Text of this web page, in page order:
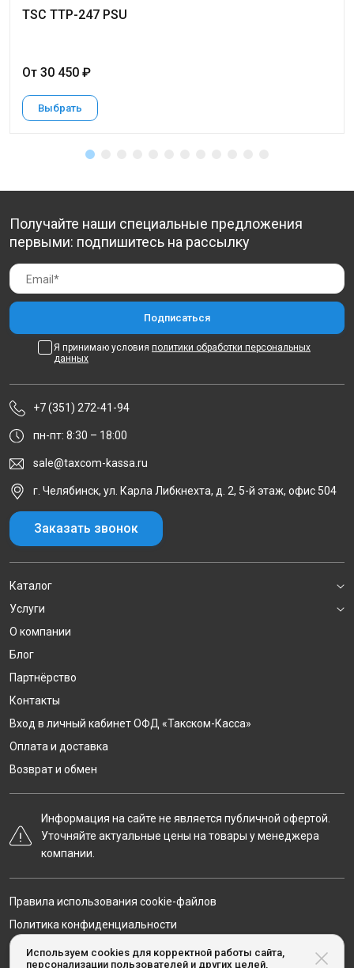
TSC TTP-247 PSU
От 30 450 ₽
Выбрать
Используем cookies для корректной работы сайта,
персонализации пользователей и других целей,
Получайте наши специальные предложения
первыми: подпишитесь на рассылку
Я принимаю условия политики обработки персональных
данных
+7 (351) 272-41-94
пн-пт: 8:30 – 18:00
sale@taxcom-kassa.ru
г. Челябинск, ул. Карла Либкнехта, д. 2, 5-й этаж, офис 504
Заказать звонок
Каталог
Услуги
О компании
Блог
Партнёрство
Контакты
Вход в личный кабинет ОФД «Такском-Касса»
Оплата и доставка
Возврат и обмен
Информация на сайте не является публичной офертой.
Уточняйте актуальные цены на товары у менеджера
компании.
Правила использования cookie-файлов
Политика конфиденциальности
Карта сайта